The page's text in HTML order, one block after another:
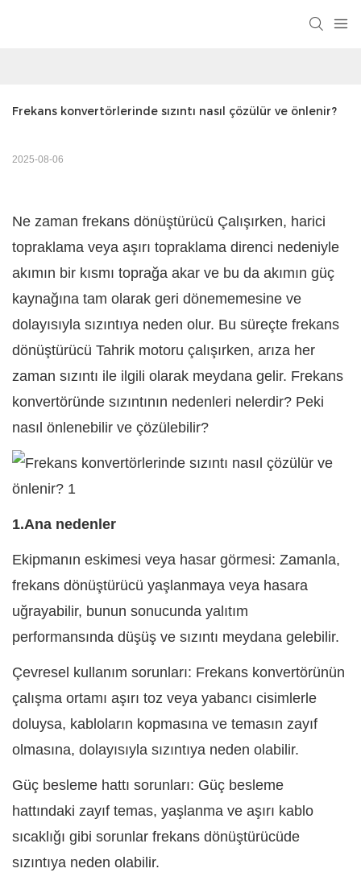
Frekans konvertörlerinde sızıntı nasıl çözülür ve önlenir?
2025-08-06
Ne zaman frekans dönüştürücü Çalışırken, harici
topraklama veya aşırı topraklama direnci nedeniyle
akımın bir kısmı toprağa akar ve bu da akımın güç
kaynağına tam olarak geri dönememesine ve
dolayısıyla sızıntıya neden olur. Bu süreçte frekans
dönüştürücü Tahrik motoru çalışırken, arıza her
zaman sızıntı ile ilgili olarak meydana gelir. Frekans
konvertöründe sızıntının nedenleri nelerdir? Peki
nasıl önlenebilir ve çözülebilir?
1.Ana nedenler
Ekipmanın eskimesi veya hasar görmesi: Zamanla,
frekans dönüştürücü yaşlanmaya veya hasara
uğrayabilir, bunun sonucunda yalıtım
performansında düşüş ve sızıntı meydana gelebilir.
Çevresel kullanım sorunları: Frekans konvertörünün
çalışma ortamı aşırı toz veya yabancı cisimlerle
doluysa, kabloların kopmasına ve temasın zayıf
olmasına, dolayısıyla sızıntıya neden olabilir.
Güç besleme hattı sorunları: Güç besleme
hattındaki zayıf temas, yaşlanma ve aşırı kablo
sıcaklığı gibi sorunlar frekans dönüştürücüde
sızıntıya neden olabilir.